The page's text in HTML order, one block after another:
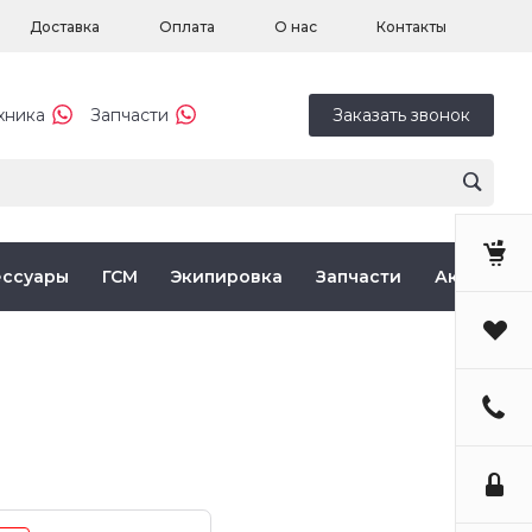
Доставка Оплата О нас Контакты
Запчасти Заказать звонок
ГСМ Экипировка Запчасти Акции